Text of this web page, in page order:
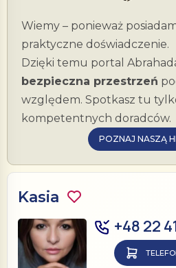
Wiemy – ponieważ
praktyczne doświadczenie.
Dzięki temu portal
bezpieczna przestrzeń
względem. Spotkasz tu
kompetentnych doradców.
POZNAJ NASZĄ
Kasia
+48 22